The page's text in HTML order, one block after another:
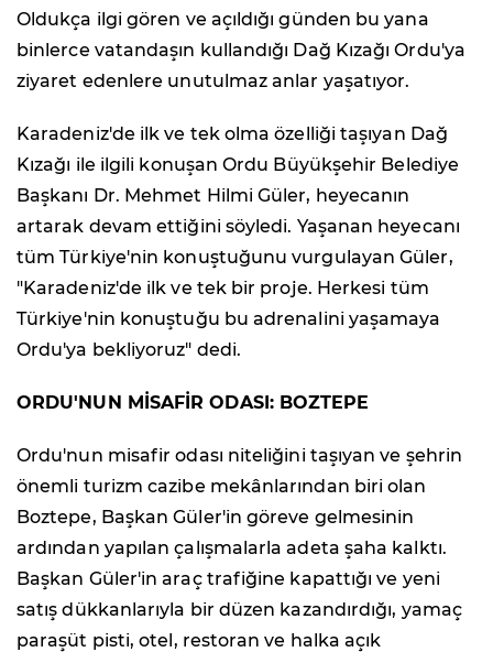
Oldukça ilgi gören ve açıldığı günden bu yana
binlerce vatandaşın kullandığı Dağ Kızağı Ordu'ya
ziyaret edenlere unutulmaz anlar yaşatıyor.
Karadeniz'de ilk ve tek olma özelliği taşıyan Dağ
Kızağı ile ilgili konuşan Ordu Büyükşehir Belediye
Başkanı Dr. Mehmet Hilmi Güler, heyecanın
artarak devam ettiğini söyledi. Yaşanan heyecanı
tüm Türkiye'nin konuştuğunu vurgulayan Güler,
"Karadeniz'de ilk ve tek bir proje. Herkesi tüm
Türkiye'nin konuştuğu bu adrenalini yaşamaya
Ordu'ya bekliyoruz" dedi.
ORDU'NUN MİSAFİR ODASI: BOZTEPE
Ordu'nun misafir odası niteliğini taşıyan ve şehrin
önemli turizm cazibe mekânlarından biri olan
Boztepe, Başkan Güler'in göreve gelmesinin
ardından yapılan çalışmalarla adeta şaha kalktı.
Başkan Güler'in araç trafiğine kapattığı ve yeni
satış dükkanlarıyla bir düzen kazandırdığı, yamaç
paraşüt pisti, otel, restoran ve halka açık